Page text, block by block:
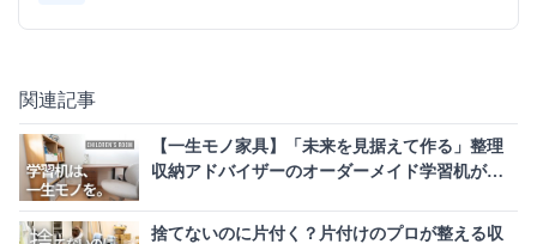
関連記事
【一生モノ家具】「未来を見据えて作る」整理
収納アドバイザーのオーダーメイド学習机が真
捨てないのに片付く？片付けのプロが整える収